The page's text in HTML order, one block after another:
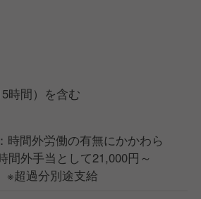
時間）を含む
時間外労働の有無にかかわら
間外手当として21,000円～
超過分別途支給